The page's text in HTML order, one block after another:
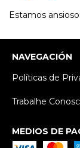
Estamos
NAVEGACIÓN
Políticas de
Trabalhe
MEDIOS DE